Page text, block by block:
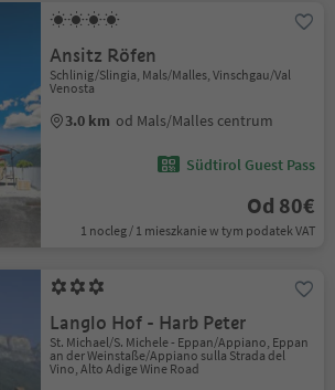
Ansitz Röfen
Schlinig/Slingia, Mals/Malles, Vinschgau/Val
Venosta
3.0 km od Mals/Malles centrum
Südtirol Guest Pass
Od 80€
1 nocleg / 1 mieszkanie w tym podatek VAT
Langlo Hof - Harb Peter
St. Michael/S. Michele - Eppan/Appiano, Eppan
an der Weinstaße/Appiano sulla Strada del
Vino, Alto Adige Wine Road